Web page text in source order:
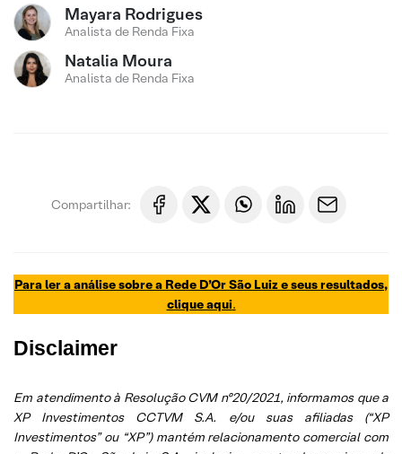
Mayara Rodrigues
Analista de Renda Fixa
Natalia Moura
Analista de Renda Fixa
Compartilhar:
Para ler a análise sobre a Rede D’Or São Luiz e seus resultados,
clique aqui.
Disclaimer
Em atendimento à Resolução CVM nº20/2021, informamos que a
XP Investimentos CCTVM S.A. e/ou suas afiliadas (“XP
Investimentos” ou “XP”) mantém relacionamento comercial com